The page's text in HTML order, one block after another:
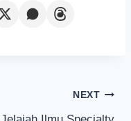
NEXT